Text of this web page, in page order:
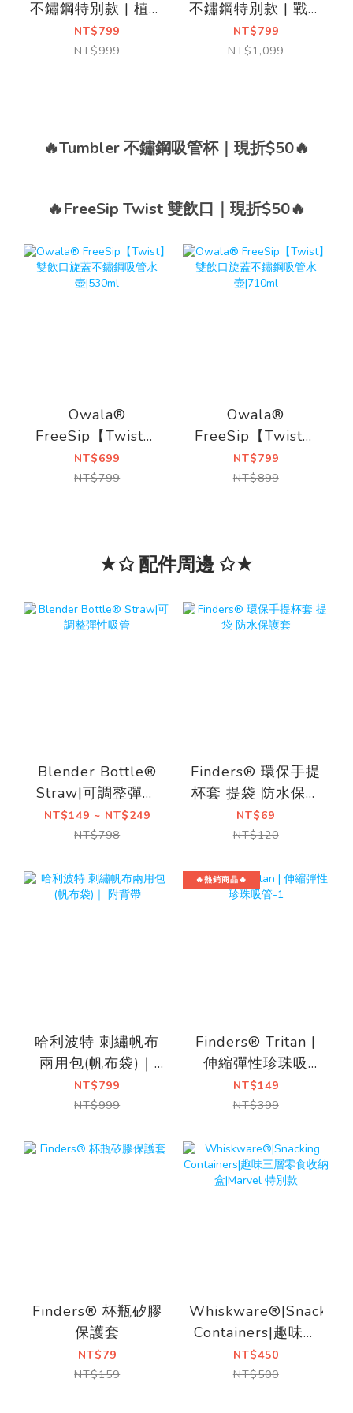
不鏽鋼特別款 | 植物
系
NT$799
NT$999
不鏽鋼特別款 | 戰士
系列
NT$799
NT$1,099
🔥Tumbler 不鏽鋼吸管杯｜現折$50🔥
🔥FreeSip Twist 雙飲口｜現折$50🔥
Owala®
FreeSip【Twist】
雙飲口旋蓋不鏽鋼
吸管水壺|530ml
NT$699
NT$799
Owala®
FreeSip【Twist】
雙飲口旋蓋不鏽鋼
吸管水壺|710ml
NT$799
NT$899
★✩ 配件周邊 ✩★
Blender Bottle®
Straw|可調整彈性
吸管
NT$149 ~ NT$249
NT$798
Finders® 環保手提
杯套 提袋 防水保護
套
NT$69
NT$120
哈利波特 刺繡帆布
兩用包(帆布袋)｜
附背帶
NT$799
NT$999
🔥熱銷商品🔥
Finders® Tritan |
伸縮彈性珍珠吸
管-1
NT$149
NT$399
Finders® 杯瓶矽膠
保護套
NT$79
NT$159
Whiskware®|Snacking
Containers|趣味三
層零食收納
盒|Marvel 特別款
NT$450
NT$500